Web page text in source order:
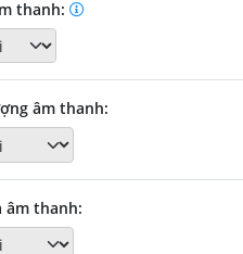
thanh:
âm thanh:
âm thanh: